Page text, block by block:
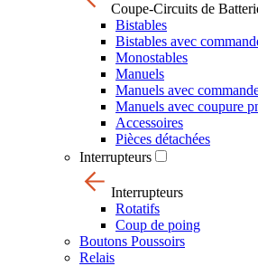
Coupe-Circuits de
Bistables
Bistables avec
Monostables
Manuels
Manuels avec
Manuels avec coupure
Accessoires
Pièces détachées
Interrupteurs
Interrupteurs
Rotatifs
Coup de poing
Boutons Poussoirs
Relais